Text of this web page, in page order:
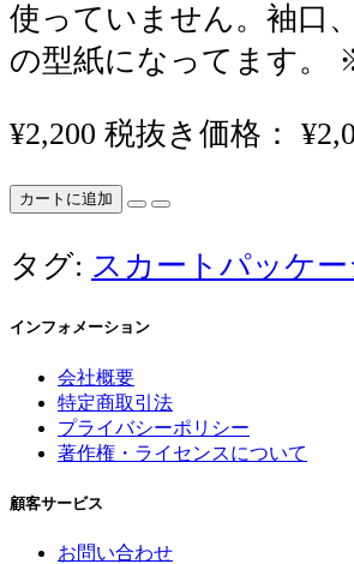
使っていません。袖口
の型紙になってます。
¥2,200 税抜き価格：
カートに追加
タグ: スカートパッケー
インフォメーション
会社概要
特定商取引法
プライバシーポリシー
著作権・ライセンスについて
顧客サービス
お問い合わせ